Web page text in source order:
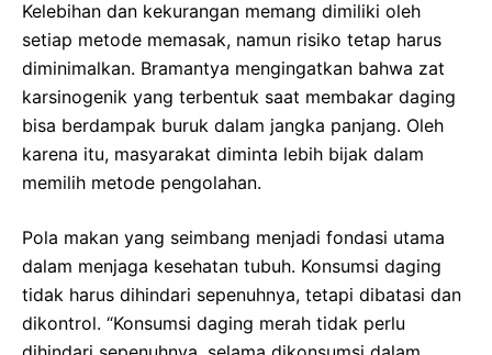
Kelebihan dan kekurangan memang dimiliki oleh
setiap metode memasak, namun risiko tetap harus
diminimalkan. Bramantya mengingatkan bahwa zat
karsinogenik yang terbentuk saat membakar daging
bisa berdampak buruk dalam jangka panjang. Oleh
karena itu, masyarakat diminta lebih bijak dalam
memilih metode pengolahan.
Pola makan yang seimbang menjadi fondasi utama
dalam menjaga kesehatan tubuh. Konsumsi daging
tidak harus dihindari sepenuhnya, tetapi dibatasi dan
dikontrol. “Konsumsi daging merah tidak perlu